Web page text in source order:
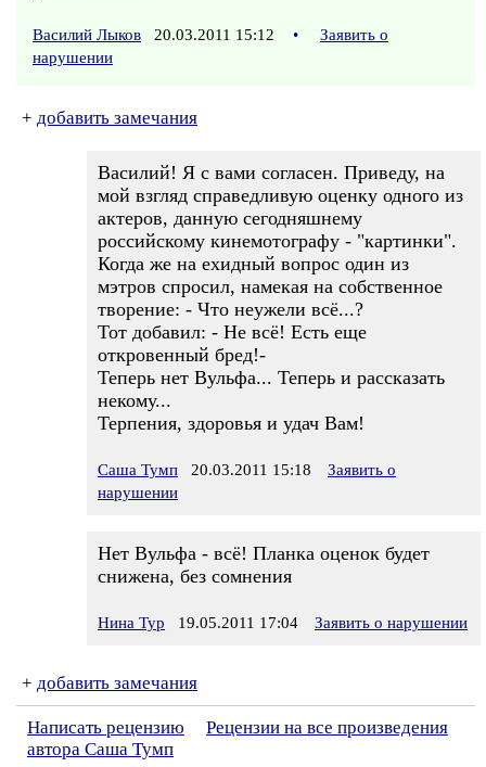
Василий Лыков 20.03.2011 15:12 •
Заявить о
нарушении
+ добавить замечания
Василий! Я с вами согласен. Приведу, на
мой взгляд справедливую оценку одного из
актеров, данную сегодняшнему
российскому кинемотографу - "картинки".
Когда же на ехидный вопрос один из
мэтров спросил, намекая на собственное
творение: - Что неужели всё...?
Тот добавил: - Не всё! Есть еще
откровенный бред!-
Теперь нет Вульфа... Теперь и рассказать
некому...
Терпения, здоровья и удач Вам!
Саша Тумп 20.03.2011 15:18
Заявить о
нарушении
Нет Вульфа - всё! Планка оценок будет
снижена, без сомнения
Нина Тур 19.05.2011 17:04 Заявить о нарушении
+ добавить замечания
Написать рецензию
Рецензии на все произведения
автора Саша Тумп